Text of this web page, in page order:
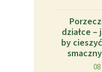
działce –
by